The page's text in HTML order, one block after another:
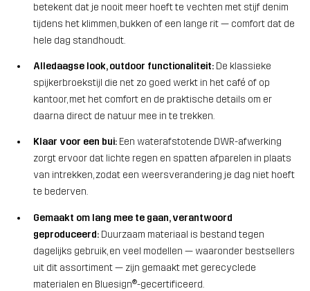
betekent dat je nooit meer hoeft te vechten met stijf denim
tijdens het klimmen, bukken of een lange rit — comfort dat de
hele dag standhoudt.
Alledaagse look, outdoor functionaliteit: De klassieke
spijkerbroekstijl die net zo goed werkt in het café of op
kantoor, met het comfort en de praktische details om er
daarna direct de natuur mee in te trekken.
Klaar voor een bui: Een waterafstotende DWR-afwerking
zorgt ervoor dat lichte regen en spatten afparelen in plaats
van intrekken, zodat een weersverandering je dag niet hoeft
te bederven.
Gemaakt om lang mee te gaan, verantwoord
geproduceerd: Duurzaam materiaal is bestand tegen
dagelijks gebruik, en veel modellen — waaronder bestsellers
uit dit assortiment — zijn gemaakt met gerecyclede
materialen en Bluesign®-gecertificeerd.